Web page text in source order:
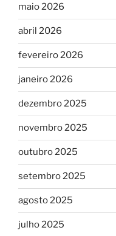
maio 2026
abril 2026
fevereiro 2026
janeiro 2026
dezembro 2025
novembro 2025
outubro 2025
setembro 2025
agosto 2025
julho 2025